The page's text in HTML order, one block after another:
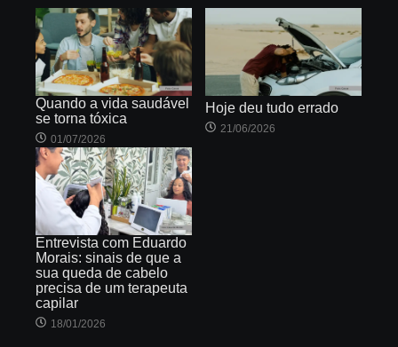
Quando a vida saudável
se torna tóxica
01/07/2026
Hoje deu tudo errado
21/06/2026
Entrevista com Eduardo
Morais: sinais de que a
sua queda de cabelo
precisa de um terapeuta
capilar
18/01/2026